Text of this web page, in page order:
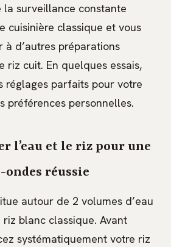
surveillance constante
cuisinière classique et vous
d’autres préparations
riz cuit. En quelques essais,
réglages parfaits pour votre
préférences personnelles.
l’eau et le riz pour une
réussie
autour de 2 volumes d’eau
blanc classique. Avant
systématiquement votre riz